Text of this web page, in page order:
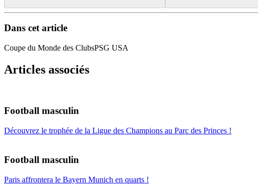
Dans cet article
Coupe du Monde des ClubsPSG USA
Articles associés
Football masculin
Découvrez le trophée de la Ligue des Champions au Parc des Princes !
Football masculin
Paris affrontera le Bayern Munich en quarts !